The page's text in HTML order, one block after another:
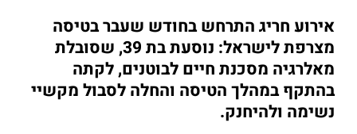
אירוע חריג התרחש בחודש שעבר בטיסה
מצרפת לישראל: נוסעת בת 39, שסובלת
מאלרגיה מסכנת חיים לבוטנים, לקתה
בהתקף במהלך הטיסה והחלה לסבול מקשיי
נשימה ולהיחנק.
תל אביב